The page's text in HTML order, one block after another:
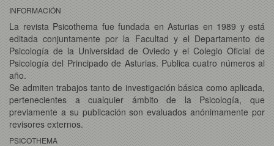
INFORMACIÓN
La revista Psicothema fue fundada en Asturias en 1989 y está
editada conjuntamente por la Facultad y el Departamento de
Psicología de la Universidad de Oviedo y el Colegio Oficial de
Psicología del Principado de Asturias. Publica cuatro números al
año.
Se admiten trabajos tanto de investigación básica como aplicada,
pertenecientes a cualquier ámbito de la Psicología, que
previamente a su publicación son evaluados anónimamente por
revisores externos.
PSICOTHEMA